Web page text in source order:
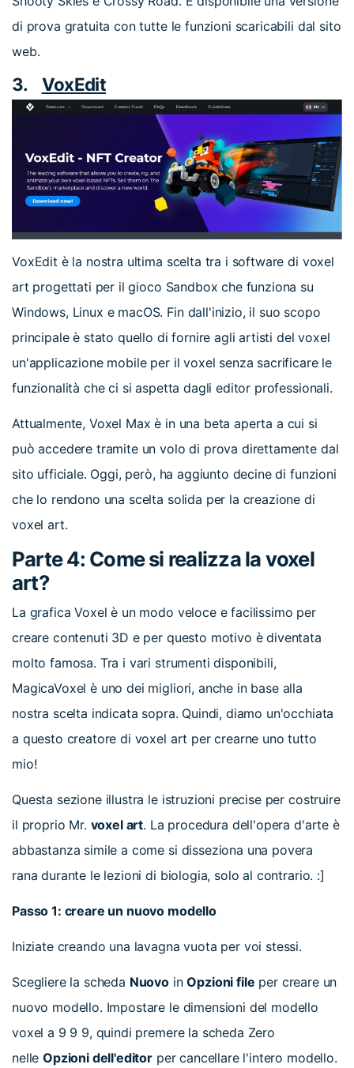
di prova gratuita con tutte le funzioni scaricabili dal sito
web.
3. VoxEdit
VoxEdit è la nostra ultima scelta tra i software di voxel
art progettati per il gioco Sandbox che funziona su
Windows, Linux e macOS. Fin dall'inizio, il suo scopo
principale è stato quello di fornire agli artisti del voxel
un'applicazione mobile per il voxel senza sacrificare le
funzionalità che ci si aspetta dagli editor professionali.
Attualmente, Voxel Max è in una beta aperta a cui si
può accedere tramite un volo di prova direttamente dal
sito ufficiale. Oggi, però, ha aggiunto decine di funzioni
che lo rendono una scelta solida per la creazione di
voxel art.
Parte 4: Come si realizza la voxel
art?
La grafica Voxel è un modo veloce e facilissimo per
creare contenuti 3D e per questo motivo è diventata
molto famosa. Tra i vari strumenti disponibili,
MagicaVoxel è uno dei migliori, anche in base alla
nostra scelta indicata sopra. Quindi, diamo un'occhiata
a questo creatore di voxel art per crearne uno tutto
mio!
Questa sezione illustra le istruzioni precise per costruire
il proprio Mr. voxel art. La procedura dell'opera d'arte è
abbastanza simile a come si disseziona una povera
rana durante le lezioni di biologia, solo al contrario. :]
Passo 1: creare un nuovo modello
Iniziate creando una lavagna vuota per voi stessi.
Scegliere la scheda Nuovo in Opzioni file per creare un
nuovo modello. Impostare le dimensioni del modello
voxel a 9 9 9, quindi premere la scheda Zero
nelle Opzioni dell'editor per cancellare l'intero modello.